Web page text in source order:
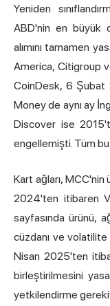
Yeniden
ABD'nin en büyük
alımını tamamen
America, Citigroup
CoinDesk, 6 Şubat
Money de aynı ay
Discover ise
engellemişti. Tüm
Kart ağları,
2024'ten itibaren
sayfasında ürünü,
cüzdanı ve volatilite
Nisan 2025'ten
birleştirilmesini
yetkilendirme